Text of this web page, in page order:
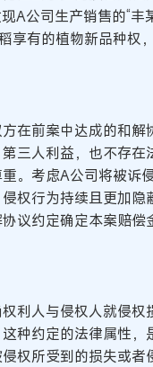
A公司生产销售的“丰
享有的植物新品种权
在前案中达成的和解
三人利益，也不存在
。考虑A公司将被诉
权行为持续且更加隐
议约定确定本案赔偿
利人与侵权人就侵权
种约定的法律属性，
权所受到的损失或者